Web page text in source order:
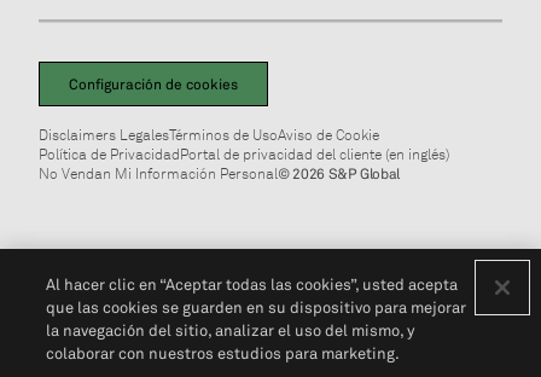
Configuración de cookies
Disclaimers LegalesTérminos de UsoAviso de Cookie
Política de PrivacidadPortal de privacidad del cliente (en inglés)
No Vendan Mi Información Personal© 2026 S&P Global
Al hacer clic en “Aceptar todas las cookies”, usted acepta
que las cookies se guarden en su dispositivo para mejorar
la navegación del sitio, analizar el uso del mismo, y
colaborar con nuestros estudios para marketing.